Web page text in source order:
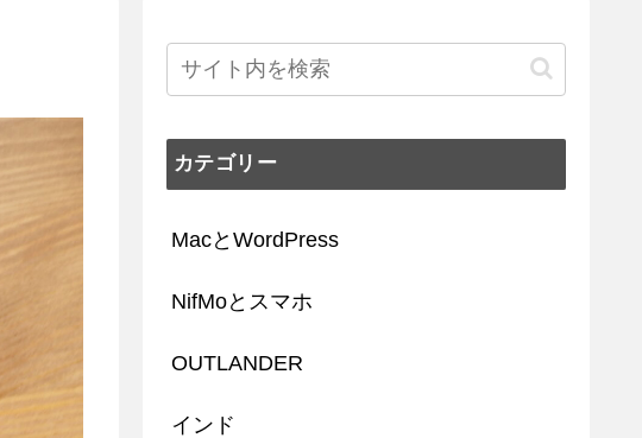
カテゴリー
MacとWordPress
NifMoとスマホ
OUTLANDER
インド